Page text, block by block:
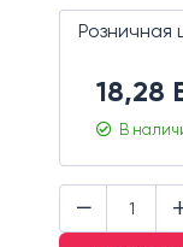
Розничная
18,28
В
−